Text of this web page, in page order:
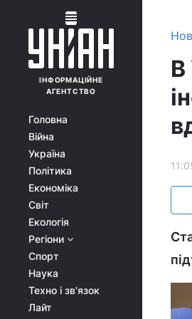
ІНФОРМАЦІЙНЕ
АГЕНТСТВО
Головна
Війна
Україна
Політика
Економіка
Світ
Екологія
Регіони
Спорт
Наука
Техно і зв'язок
Лайт
В